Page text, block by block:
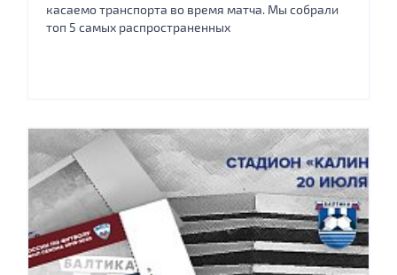
касаемо транспорта во время матча. Мы собрали
топ 5 самых распространенных